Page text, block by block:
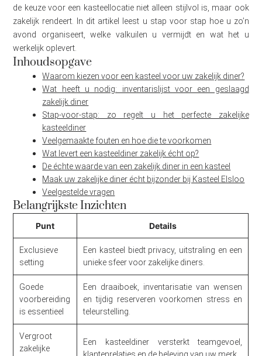
de keuze voor een kasteellocatie niet alleen stijlvol is, maar ook
zakelijk rendeert. In dit artikel leest u stap voor stap hoe u zo’n
avond organiseert, welke valkuilen u vermijdt en wat het u
werkelijk oplevert.
Inhoudsopgave
Waarom kiezen voor een kasteel voor uw zakelijk diner?
Wat heeft u nodig: inventarislijst voor een geslaagd
zakelijk diner
Stap-voor-stap: zo regelt u het perfecte zakelijke
kasteeldiner
Veelgemaakte fouten en hoe die te voorkomen
Wat levert een kasteeldiner zakelijk écht op?
De échte waarde van een zakelijk diner in een kasteel
Maak uw zakelijke diner écht bijzonder bij Kasteel Elsloo
Veelgestelde vragen
Belangrijkste Inzichten
Punt Details
Exclusieve
setting
Een kasteel biedt privacy, uitstraling en een
unieke sfeer voor zakelijke diners.
Goede
voorbereiding
is essentieel
Een draaiboek, inventarisatie van wensen
en tijdig reserveren voorkomen stress en
teleurstelling.
Vergroot
zakelijke
Een kasteeldiner versterkt teamgevoel,